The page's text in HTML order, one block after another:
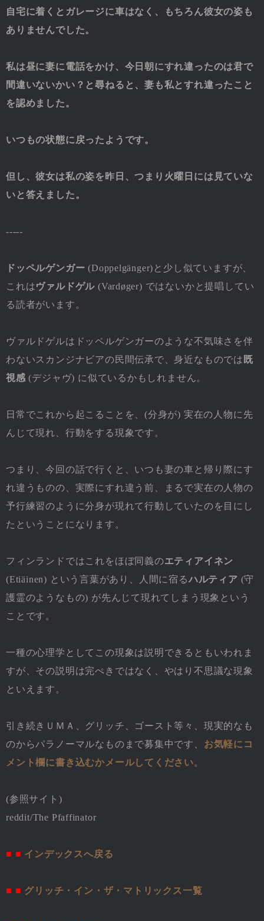
自宅に着くとガレージに車はなく、もちろん彼女の姿も
ありませんでした。
私は昼に妻に電話をかけ、今日朝にすれ違ったのは君で
間違いないかい？と尋ねると、妻も私とすれ違ったこと
を認めました。
いつもの状態に戻ったようです。
但し、彼女は私の姿を昨日、つまり火曜日には見ていな
いと答えました。
-----
ドッペルゲンガー(Doppelgänger)と少し似ていますが、
これはヴァルドゲル (Vardøger) ではないかと提唱してい
る読者がいます。
ヴァルドゲルはドッペルゲンガーのような不気味さを伴
わないスカンジナビアの民間伝承で、身近なものでは 既
視感 (デジャヴ) に似ているかもしれません。
日常でこれから起こることを、(分身が) 実在の人物に先
んじて現れ、行動をする現象です。
つまり、今回の話で行くと、いつも妻の車と帰り際にす
れ違うものの、実際にすれ違う前、まるで実在の人物の
予行練習のように分身が現れて行動していたのを目にし
たということになります。
フィンランドではこれをほぼ同義のエティアイネン
(Etiäinen) という言葉があり、人間に宿るハルティア (守
護霊のようなもの) が先んじて現れてしまう現象という
ことです。
一種の心理学としてこの現象は説明できるともいわれま
すが、その説明は完ぺきではなく、やはり不思議な現象
といえます。
引き続きＵＭＡ、グリッチ、ゴースト等々、現実的なも
のからパラノーマルなものまで募集中です、 お気軽にコ
メント欄に書き込むかメールしてください。
(参照サイト)
reddit/The Pfaffinator
■ ■ インデックスへ戻る
■ ■ グリッチ・イン・ザ・マトリックス一覧